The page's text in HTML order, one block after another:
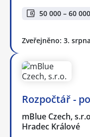
50 000 – 60
Zveřejněno: 3. srpna
Rozpočtář -
mBlue Czech,
Hradec Králové